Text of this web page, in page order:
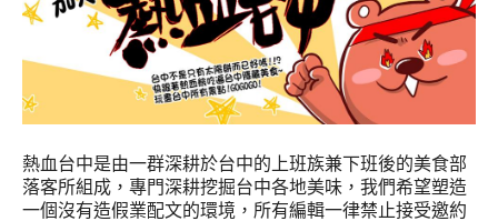
熱血台中是由一群深耕於台中的上班族兼下班後的美食部
落客所組成，專門深耕挖掘台中各地美味，我們希望塑造
一個沒有造假業配文的環境，所有編輯一律禁止接受邀約